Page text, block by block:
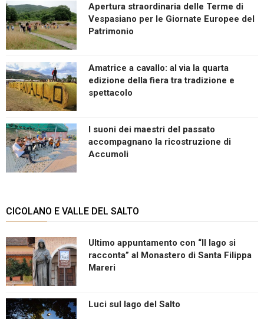
Apertura straordinaria delle Terme di
Vespasiano per le Giornate Europee del
Patrimonio
Amatrice a cavallo: al via la quarta
edizione della fiera tra tradizione e
spettacolo
I suoni dei maestri del passato
accompagnano la ricostruzione di
Accumoli
CICOLANO E VALLE DEL SALTO
Ultimo appuntamento con “Il lago si
racconta” al Monastero di Santa Filippa
Mareri
Luci sul lago del Salto